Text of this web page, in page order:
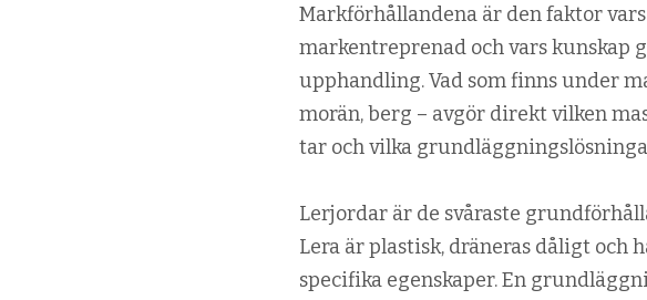
Markförhållandena är den faktor
markentreprenad och vars kunskap
upphandling. Vad som finns under
morän, berg – avgör direkt vilken
tar och vilka
Lerjordar är de svåraste
Lera är plastisk, dräneras dåligt och
specifika egenskaper. En